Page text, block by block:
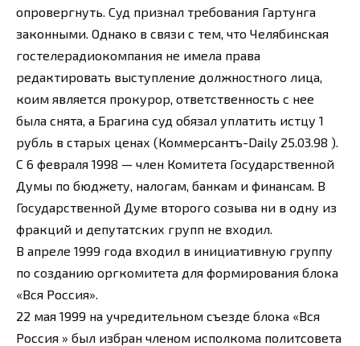
опровергнуть. Суд признал требования Гартунга
законными. Однако в связи с тем, что Челябинская
гостелерадиокомпания не имела права
редактировать выступление должностного лица,
коим является прокурор, ответственность с нее
была снята, а Брагина суд обязал уплатить истцу 1
рубль в старых ценах (Коммерсантъ-Daily 25.03.98 ).
С 6 февраля 1998 — член Комитета Государственной
Думы по бюджету, налогам, банкам и финансам. В
Государственной Думе второго созыва ни в одну из
фракций и депутатских групп не входил.
В апреле 1999 года входил в инициативную группу
по созданию оргкомитета для формирования блока
«Вся Россия».
22 мая 1999 на учредительном съезде блока «Вся
Россия » был избран членом исполкома политсовета